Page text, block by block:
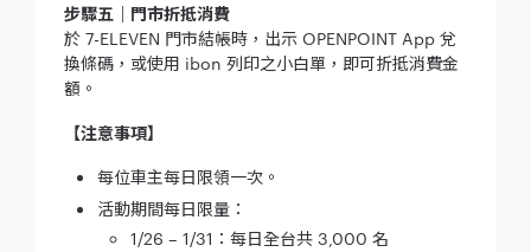
步驟五｜門市折抵消費
於 7-ELEVEN 門市結帳時，出示 OPENPOINT App 兌
換條碼，或使用 ibon 列印之小白單，即可折抵消費金
額。
【注意事項】
每位車主每日限領一次。
活動期間每日限量：
1/26 – 1/31：每日全台共 3,000 名